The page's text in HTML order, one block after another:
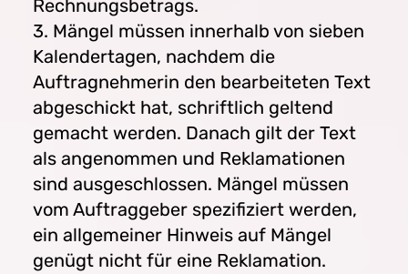
Rechnungsbetrags.
3. Mängel müssen innerhalb von sieben
Kalendertagen, nachdem die
Auftragnehmerin den bearbeiteten Text
abgeschickt hat, schriftlich geltend
gemacht werden. Danach gilt der Text
als angenommen und Reklamationen
sind ausgeschlossen. Mängel müssen
vom Auftraggeber spezifiziert werden,
ein allgemeiner Hinweis auf Mängel
genügt nicht für eine Reklamation.